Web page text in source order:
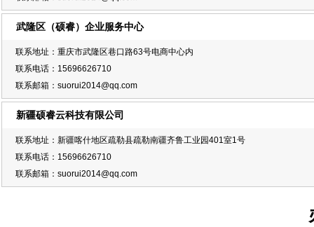
武隆区（硕睿）企业服务中心
联系地址：重庆市武隆区巷口路63号电商中心内
联系电话：15696626710
联系邮箱：suorui2014@qq.com
新疆硕睿云科技有限公司
联系地址：新疆喀什地区疏勒县疏勒南疆齐鲁工业园401室1号
联系电话：15696626710
联系邮箱：suorui2014@qq.com